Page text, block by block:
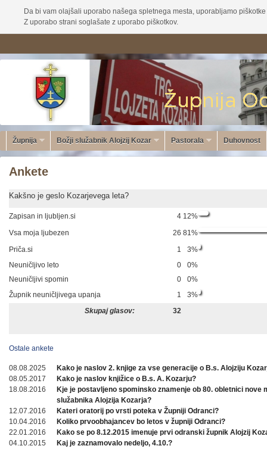
Da bi vam olajšali uporabo našega spletnega mesta, uporabljamo
Z uporabo strani soglašate z uporabo piškotkov.
Župnija Božji služabnik Alojzij Kozar Pastorala Duhovnost
Ankete
Kakšno je geslo Kozarjevega leta?
Zapisan in ljubljen.si 4 12%
Vsa moja ljubezen
26 81%
Priča.si
1
3%
Neuničljivo leto
0
0%
Neuničljivi spomin
0
0%
Župnik neuničljivega upanja
1
3%
Skupaj glasov:
32
Ostale ankete
08.08.2025
Kako je naslov 2. knjige za vse generacije o B.s. Alojziju
08.05.2017
Kako je naslov knjižice o B.s. A. Kozarju?
18.08.2016
Kje je postavljeno spominsko znamenje ob 80. obletnici nove
služabnika Alojzija Kozarja?
12.07.2016
Kateri oratorij po vrsti poteka v Župniji Odranci?
10.04.2016
Koliko prvoobhajancev bo letos v župniji Odranci?
22.01.2016
Kako se po 8.12.2015 imenuje prvi odranski župnik Alojzij
04.10.2015
Kaj je zaznamovalo nedeljo, 4.10.?